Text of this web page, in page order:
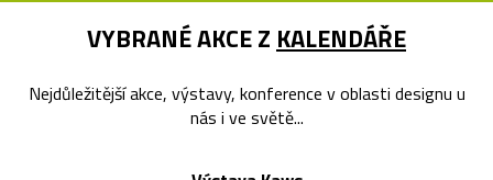
VYBRANÉ AKCE Z KALENDÁŘE
Nejdůležitější akce, výstavy, konference v oblasti designu u
nás i ve světě...